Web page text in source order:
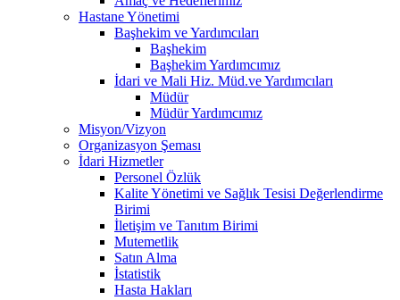
Hastane Yönetimi
Başhekim ve Yardımcıları
Başhekim
Başhekim Yardımcımız
İdari ve Mali Hiz. Müd.ve Yardımcıları
Müdür
Müdür Yardımcımız
Misyon/Vizyon
Organizasyon Şeması
İdari Hizmetler
Personel Özlük
Kalite Yönetimi ve Sağlık Tesisi Değerlendirme
Birimi
İletişim ve Tanıtım Birimi
Mutemetlik
Satın Alma
İstatistik
Hasta Hakları